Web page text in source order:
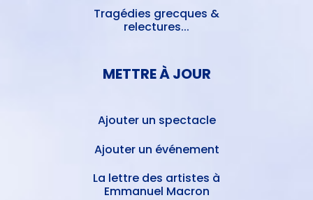
Tragédies grecques &
relectures...
METTRE À JOUR
Ajouter un spectacle
Ajouter un événement
La lettre des artistes à
Emmanuel Macron